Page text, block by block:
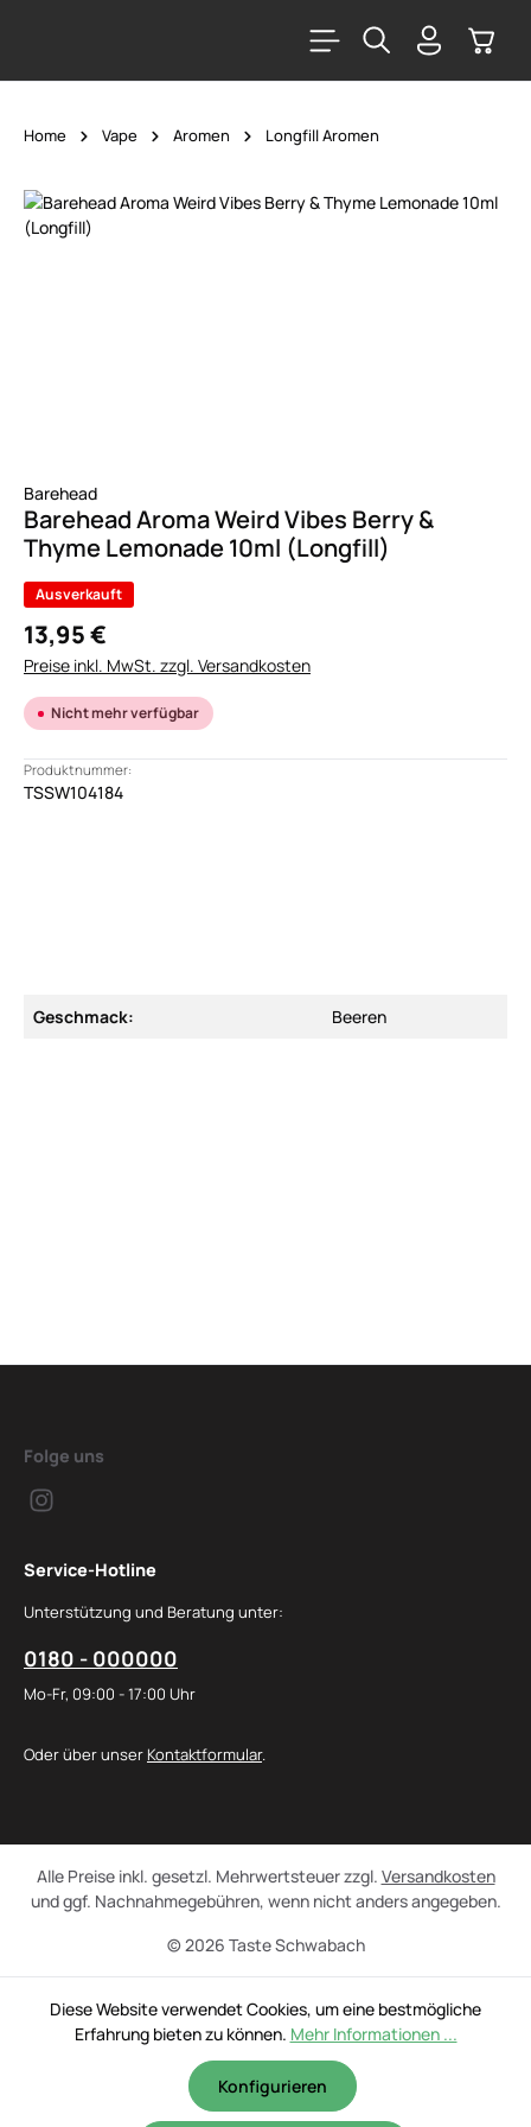
Home Vape Aromen Longfill Aromen
Bildergalerie überspringen
Barehead
Barehead Aroma Weird Vibes Berry &
Thyme Lemonade 10ml (Longfill)
Ausverkauft
13,95 €
Preise inkl. MwSt. zzgl. Versandkosten
Nicht mehr verfügbar
Produktnummer:
TSSW104184
Geschmack: Beeren
Folge uns
Service-Hotline
Unterstützung und Beratung unter:
0180 - 000000
Mo-Fr, 09:00 - 17:00 Uhr
Oder über unser Kontaktformular.
© 2026 Taste Schwabach
Alle Preise inkl. gesetzl. Mehrwertsteuer zzgl. Versandkosten
und ggf. Nachnahmegebühren, wenn nicht anders angegeben.
Diese Website verwendet Cookies, um eine bestmögliche
Erfahrung bieten zu können. Mehr Informationen ...
Konfigurieren